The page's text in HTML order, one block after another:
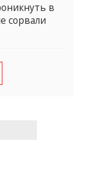
в
сорвали